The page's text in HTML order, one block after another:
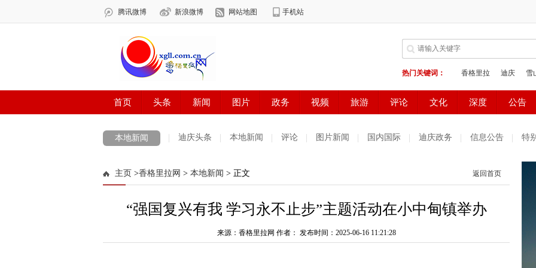
本地新闻 迪庆头条 本地新闻 评论 图片新闻 国内国际 迪庆政务 信息公告 特
主页 >香格里拉网 > 本地新闻 > 正文 返回首页
“强国复兴有我 学习永不止步”主题活动在小中甸镇举办
来源：香格里拉网 作者： 发布时间：2025-06-16 11:21:28